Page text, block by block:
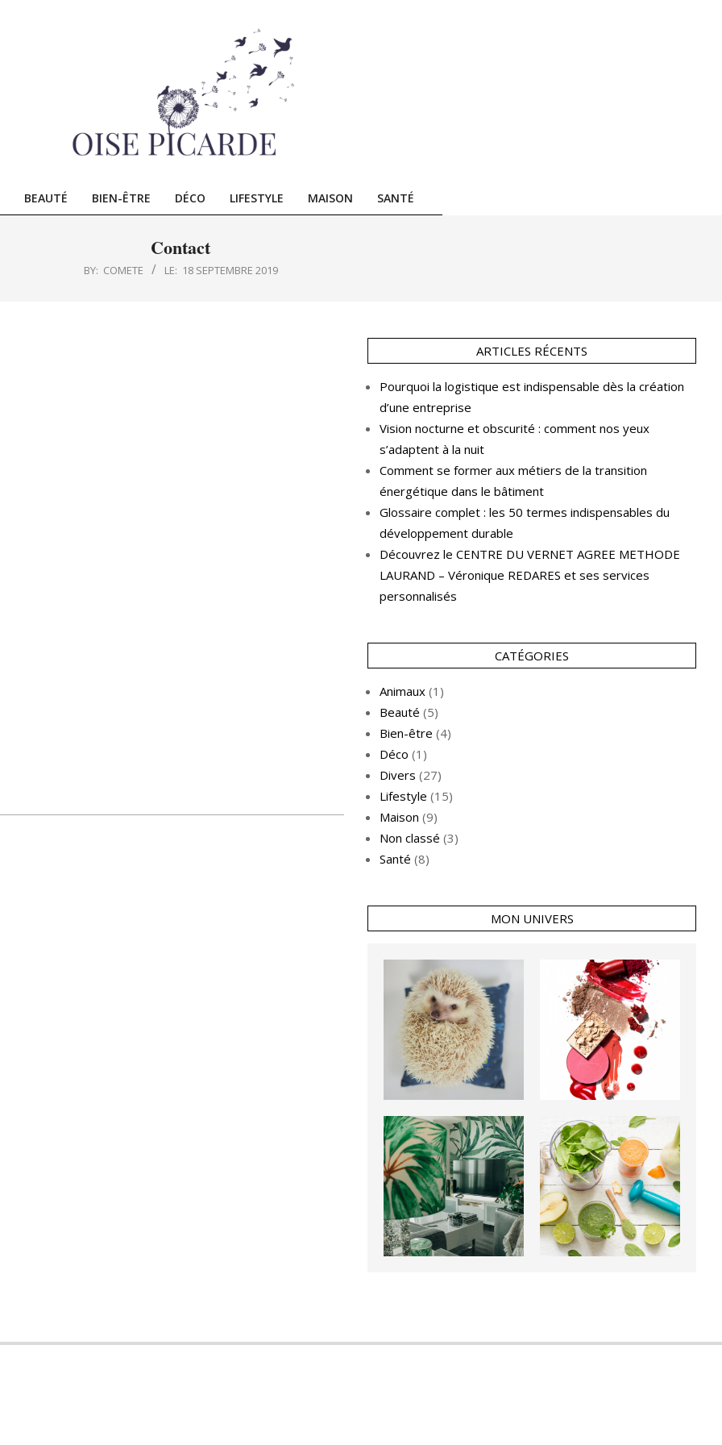
Primary
Menu
BEAUTÉ BIEN-ÊTRE DÉCO LIFESTYLE MAISON SANTÉ
Contact
BY: COMETE LE: 18 SEPTEMBRE 2019
ARTICLES RÉCENTS
Pourquoi la logistique est indispensable dès la création
d’une entreprise
Vision nocturne et obscurité : comment nos yeux
s’adaptent à la nuit
Comment se former aux métiers de la transition
énergétique dans le bâtiment
Glossaire complet : les 50 termes indispensables du
développement durable
Découvrez le CENTRE DU VERNET AGREE METHODE
LAURAND – Véronique REDARES et ses services
personnalisés
CATÉGORIES
Animaux (1)
Beauté (5)
Bien-être (4)
Déco (1)
Divers (27)
Lifestyle (15)
Maison (9)
Non classé (3)
Santé (8)
MON UNIVERS